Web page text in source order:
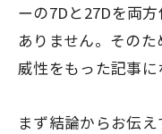
ーの7Dと27Dを両
ありません。その
威性をもった記事に
まず結論からお伝え